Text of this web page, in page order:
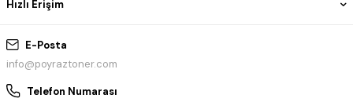
E-Posta
info@poyraztoner.com
Telefon Numarası
Hızlı Erişim